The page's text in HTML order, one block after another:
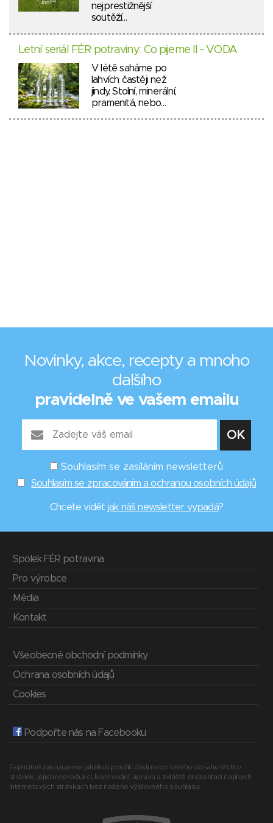
nejprestižnější
soutěží…
Letní seriál FÉR potraviny: Co pijeme II - VODA
V létě saháme po
lahvích častěji než
jindy. Stolní, minerální,
pramenitá, nebo…
Novinky, akce, recepty a mnoho
dalšího
pravidelně ve vašem emailu
Souhlasím se zasíláním newsletterů
Souhlasím se zpracováním a ochranou osobních údajů
Chcete vidět jak náš newsletter vypadá?
Spolek FÉR potravina
Pro výrobce
Média
Kontakt
Všeobecné obchodní podmínky
Ochrana osobních údajů
Cookies
Podpořte nás na Facebooku
Explicitně zakazujeme jakékoli použití části nebo celého obsahu těchto
stránek, jejich reprodukci, kopírování, úpravu a zvláště prezentaci na jiných
internetových stránkách bez našeho výslovného souhlasu.